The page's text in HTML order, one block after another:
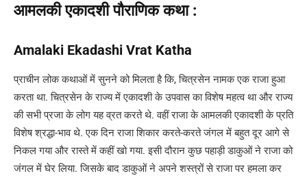
आमलकी एकादशीपौराणिक कथा :
Amalaki Ekadashi Vrat Katha
प्राचीन लोक कथाओं में सुनने को मिलता है कि, चित्रसेन नामक एक राजा हुआ
करता था. चित्रसेन के राज्य में एकादशी के उपवास का विशेष महत्व था और राज्य
की सभी प्रजा के लोग यह व्रत करते थे. वहीं राजा के आमलकी एकादशी के प्रति
विशेष श्रद्धा-भाव थे. एक दिन राजा शिकार करते-करते जंगल में बहुत दूर आगे से
निकल गया और रास्ते में कहीं खो गया. इसी दौरान कुछ पहाड़ी डाकुओं ने राजा को
जंगल में घेर लिया. जिसके बाद डाकुओं ने अपने शस्त्रों से राजा पर हमला कर